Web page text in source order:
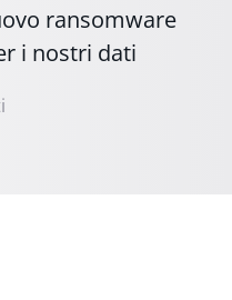
ransomware
i nostri dati